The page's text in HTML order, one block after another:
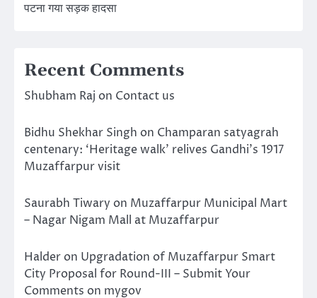
पटना गया सड़क हादसा
Recent Comments
Shubham Raj on Contact us
Bidhu Shekhar Singh on Champaran satyagrah
centenary: ‘Heritage walk’ relives Gandhi’s 1917
Muzaffarpur visit
Saurabh Tiwary on Muzaffarpur Municipal Mart
– Nagar Nigam Mall at Muzaffarpur
Halder on Upgradation of Muzaffarpur Smart
City Proposal for Round-III – Submit Your
Comments on mygov